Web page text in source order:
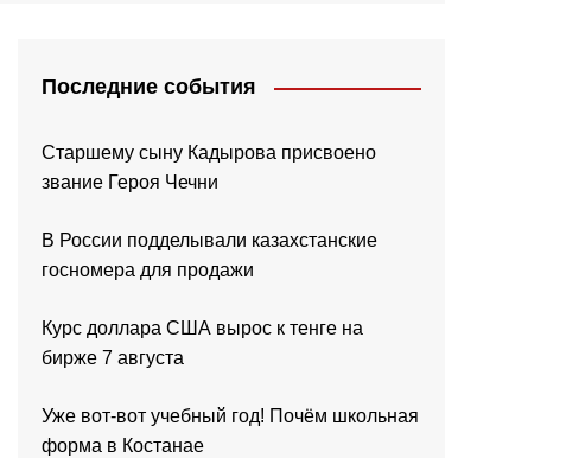
Последние события
Старшему сыну Кадырова присвоено
звание Героя Чечни
В России подделывали казахстанские
госномера для продажи
Курс доллара США вырос к тенге на
бирже 7 августа
Уже вот-вот учебный год! Почём школьная
форма в Костанае